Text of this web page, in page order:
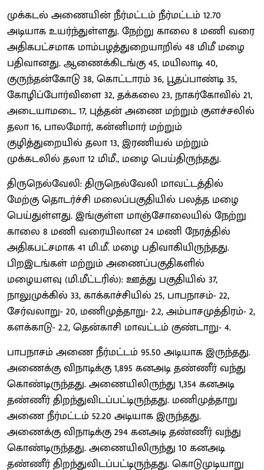
முக்கடல் அணையின் நீர்மட்டம் நீர்மட்டம் 12.70
அடியாக உயர்ந்துள்ளது. நேற்று காலை 8 மணி வரை
அதிகபட்சமாக மாம்பழத்துறையாறில் 48 மிமீ மழை
பதிவானது. ஆணைக்கிடங்கு 45, மயிலாடி 40,
குருந்தன்கோடு 38, கொட்டாரம் 36, பூதப்பாண்டி 35,
கோழிப்போர்விளை 32, தக்கலை 23, நாகர்கோவில் 21,
அடையாமடை 17, புத்தன் அணை மற்றும் குளச்சலில்
தலா 16, பாலமோர், கன்னிமார் மற்றும்
குழித்துறையில் தலா 13, இரணியல் மற்றும்
முக்கடலில் தலா 12 மிமீ., மழை பெய்திருந்தது.
திருநெல்வேலி: திருநெல்வேலி மாவட்டத்தில்
மேற்கு தொடர்ச்சி மலைப்பகுதியில் பலத்த மழை
பெய்துள்ளது. இங்குள்ள மாஞ்சோலையில் நேற்று
காலை 8 மணி வரையிலான 24 மணி நேரத்தில்
அதிகபட்சமாக 41 மி.மீ. மழை பதிவாகியிருந்தது.
பிறஇடங்கள் மற்றும் அணைப்பகுதிகளில்
மழையளவு (மி.மீட்டரில்): ஊத்து பகுதியில் 37,
நாலுமுக்கில் 33, காக்காச்சியில் 25, பாபநாசம்- 22,
சேர்வலாறு- 20, மணிமுத்தாறு- 2.2, அம்பாசமுத்திரம்- 2,
களக்காடு- 2.2, தென்காசி மாவட்டம் குண்டாறு- 4.
பாபநாசம் அணை நீர்மட்டம் 95.50 அடியாக இருந்தது.
அணைக்கு விநாடிக்கு 1,895 கனஅடி தண்ணீர் வந்து
கொண்டிருந்தது. அணையிலிருந்து 1,354 கனஅடி
தண்ணீர் திறந்துவிடப்பட்டிருந்தது. மணிமுத்தாறு
அணை நீர்மட்டம் 52.20 அடியாக இருந்தது.
அணைக்கு விநாடிக்கு 294 கனஅடி தண்ணீர் வந்து
கொண்டிருந்தது. அணையிலிருந்து 10 கனஅடி
தண்ணீர் திறந்துவிடப்பட்டிருந்தது. கொடுமுடியாறு